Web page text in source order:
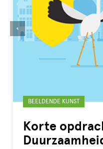
Korte
Gelabeld
met:
BEELDENDE KUNST